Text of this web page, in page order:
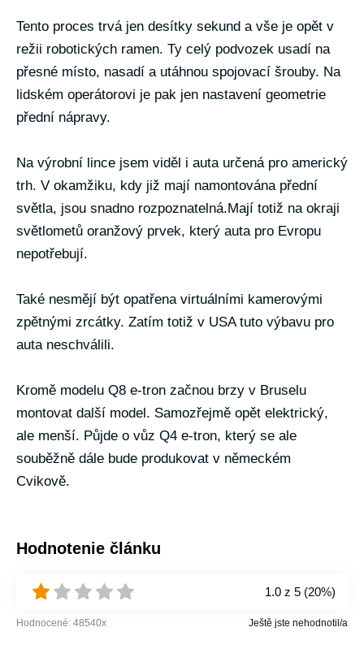
Tento proces trvá jen desítky sekund a vše je opět v
režii robotických ramen. Ty celý podvozek usadí na
přesné místo, nasadí a utáhnou spojovací šrouby. Na
lidském operátorovi je pak jen nastavení geometrie
přední nápravy.
Na výrobní lince jsem viděl i auta určená pro americký
trh. V okamžiku, kdy již mají namontována přední
světla, jsou snadno rozpoznatelná.Mají totiž na okraji
světlometů oranžový prvek, který auta pro Evropu
nepotřebují.
Také nesmějí být opatřena virtuálními kamerovými
zpětnými zrcátky. Zatím totiž v USA tuto výbavu pro
auta neschválili.
Kromě modelu Q8 e-tron začnou brzy v Bruselu
montovat další model. Samozřejmě opět elektrický,
ale menší. Půjde o vůz Q4 e-tron, který se ale
souběžně dále bude produkovat v německém
Cvikově.
Hodnotenie článku
1.0 z 5 (20%)
Hodnocené: 48540x Ještě jste nehodnotil/a